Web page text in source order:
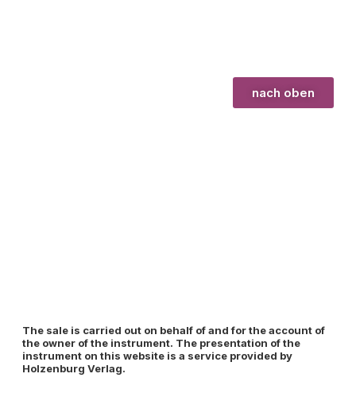
nach oben
The sale is carried out on behalf of and for the account of
the owner of the instrument. The presentation of the
instrument on this website is a service provided by
Holzenburg Verlag.